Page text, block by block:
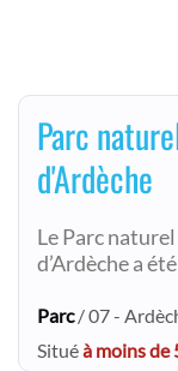
Parc
d'Ardèche
Le Parc
d’Ardèche a
Parc/ 07 -
Situéà moins de